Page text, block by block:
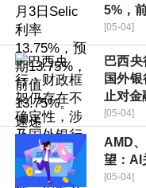
5%，
[05-04]
巴西
国外
止对金
[05-04]
AMD
望：AI
[05-04]